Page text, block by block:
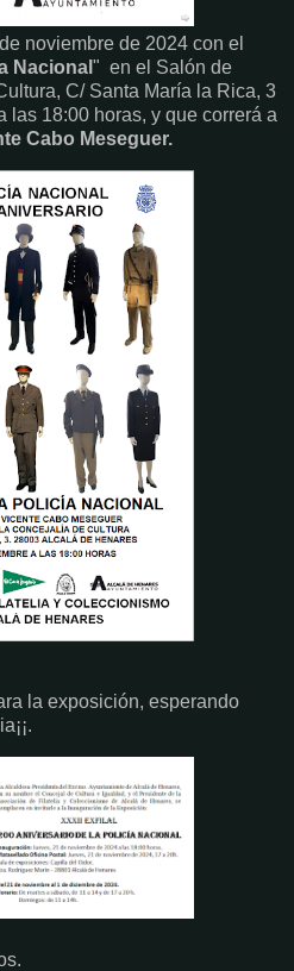
noviembre de 2024 con el
Nacional " en el Salón de
C/ Santa María la Rica, 3
las 18:00 horas, y que correrá a
Cabo Meseguer.
la exposición, esperando